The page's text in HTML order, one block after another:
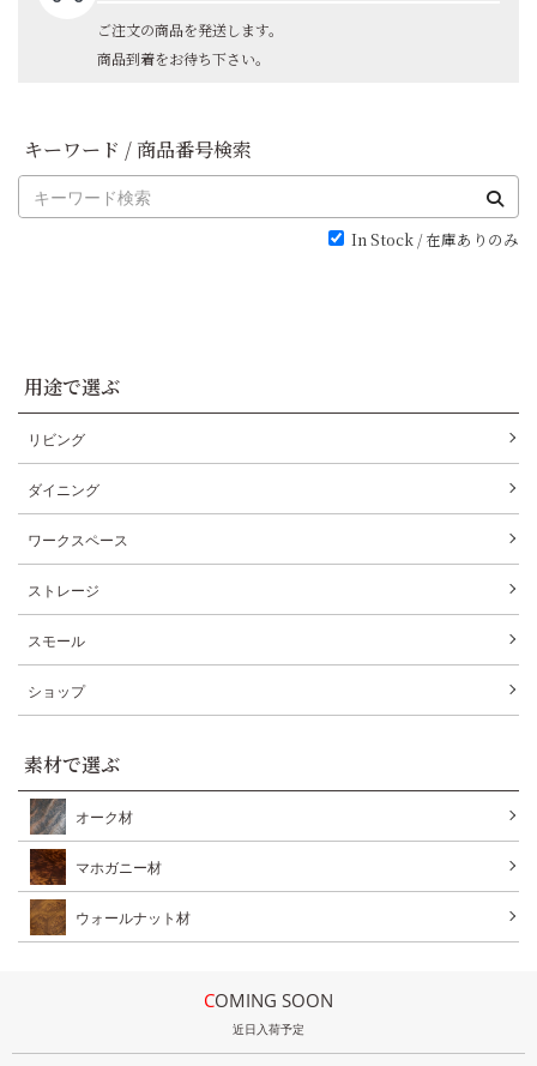
ご注文の商品を発送します。
商品到着をお待ち下さい。
キーワード / 商品番号検索
In Stock / 在庫ありのみ
用途で選ぶ
リビング
ダイニング
ワークスペース
ストレージ
スモール
ショップ
素材で選ぶ
オーク材
マホガニー材
ウォールナット材
COMING SOON
近日入荷予定